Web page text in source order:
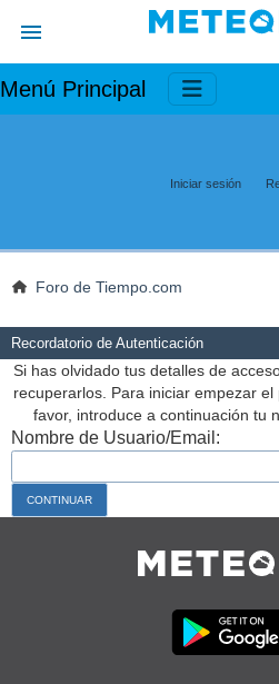
Menú Principal
Iniciar sesión
Foro de Tiempo.com
Recordatorio de Autenticación
Si has olvidado tus detalles de
recuperarlos. Para iniciar empezar
favor, introduce a continuación tu
Nombre de Usuario/Email: